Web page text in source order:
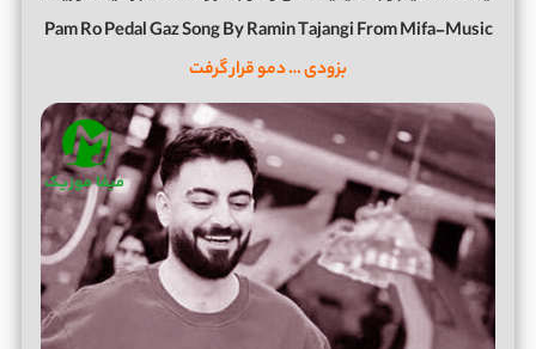
Pam Ro Pedal Gaz Song By Ramin Tajangi From Mifa-Music
بزودی … دمو قرار گرفت